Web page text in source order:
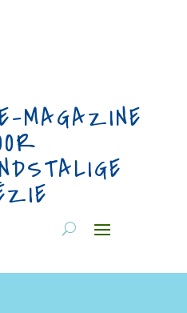
MAGAZINE